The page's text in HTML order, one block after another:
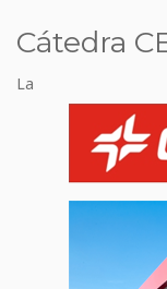
Cátedra
La